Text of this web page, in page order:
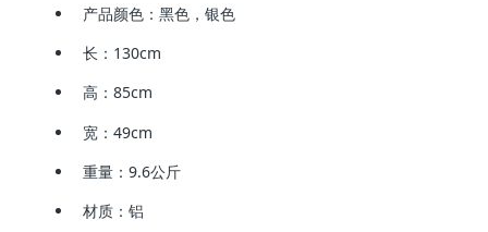
产品颜色：黑色，银色
长：130cm
高：85cm
宽：49cm
重量：9.6公斤
材质：铝